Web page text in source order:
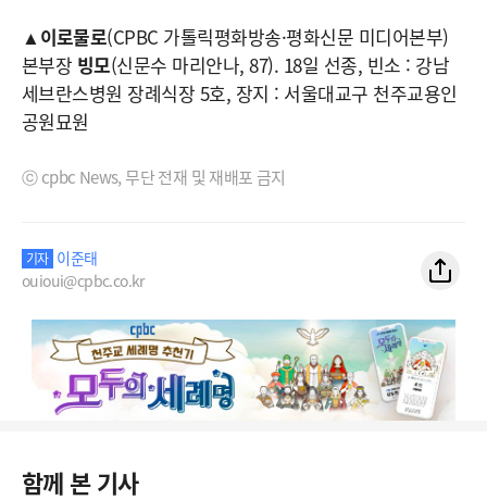
▲이로물로(CPBC 가톨릭평화방송·평화신문 미디어본부)
본부장 빙모(신문수 마리안나, 87). 18일 선종, 빈소 : 강남
세브란스병원 장례식장 5호, 장지 : 서울대교구 천주교용인
공원묘원
ⓒ cpbc News, 무단 전재 및 재배포 금지
기자 이준태
ouioui@cpbc.co.kr
함께 본 기사